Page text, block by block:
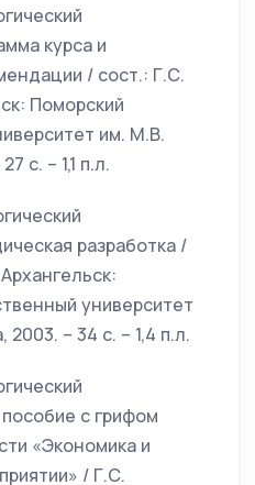
курса и
/ сост.: Г.С.
Поморский
им. М.В.
с. – 1,1 п.л.
разработка /
университет
– 34 с. – 1,4 п.л.
с грифом
«Экономика и
/ Г.С.